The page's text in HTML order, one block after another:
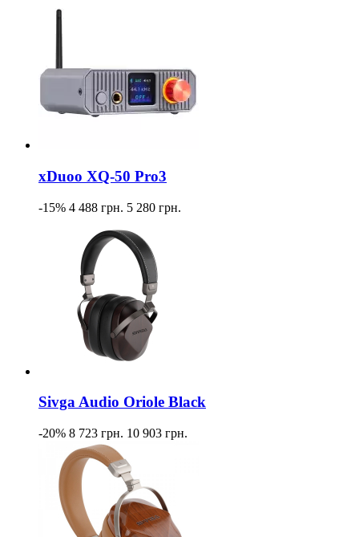
xDuoo XQ-50 Pro3
-15% 4 488 грн. 5 280 грн.
Sivga Audio Oriole Black
-20% 8 723 грн. 10 903 грн.